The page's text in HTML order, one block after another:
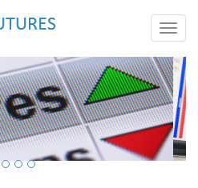
Toggle